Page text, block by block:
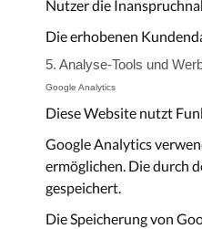
Nutzer die
Die erhobenen
5. Analyse-Tools und
Google Analytics
Diese Website nutzt
Google Analytics
ermöglichen. Die durch
gespeichert.
Die Speicherung von